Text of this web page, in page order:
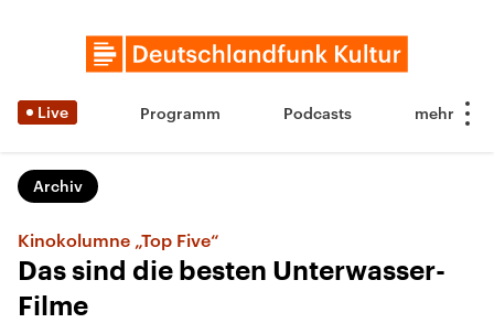
Live Programm Podcasts
Archiv
Kinokolumne „Top Five“
Das sind die besten Unterwasser-
Filme